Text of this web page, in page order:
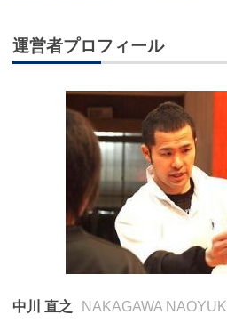
運営者プロフィール
中川 直之 NAKAGAWA NAOYUKI